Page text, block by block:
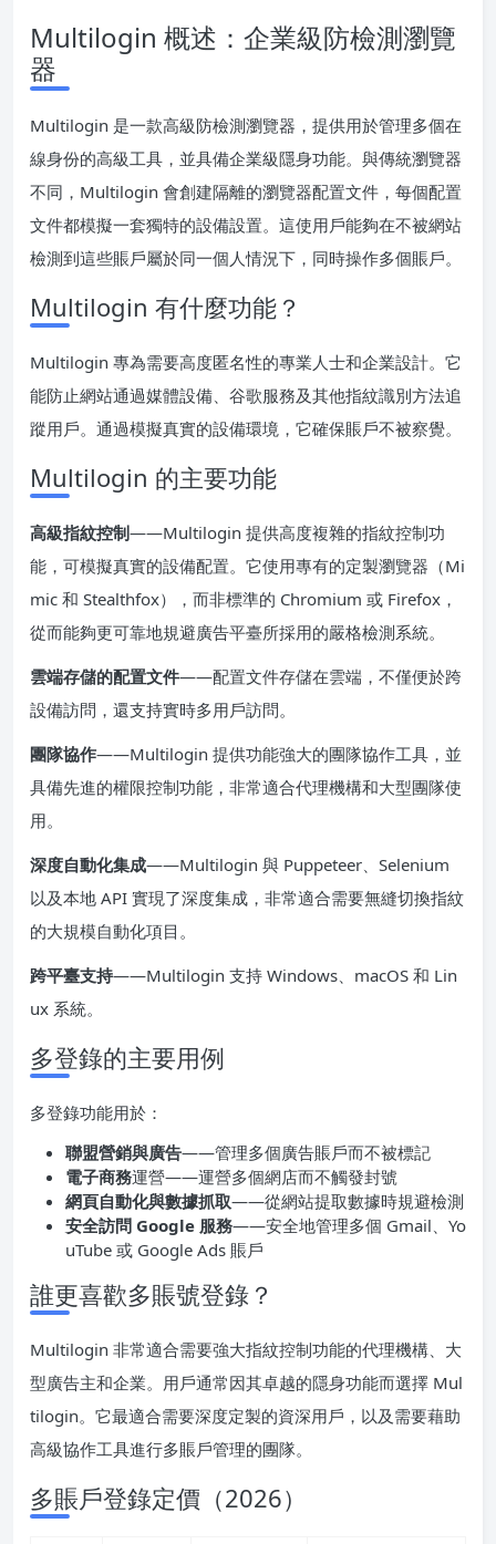
Multilogin 概述：企業級防檢測瀏覽
器
Multilogin 是一款高級防檢測瀏覽器，提供用於管理多個在
線身份的高級工具，並具備企業級隱身功能。與傳統瀏覽器
不同，Multilogin 會創建隔離的瀏覽器配置文件，每個配置
文件都模擬一套獨特的設備設置。這使用戶能夠在不被網站
檢測到這些賬戶屬於同一個人情況下，同時操作多個賬戶。
Multilogin 有什麼功能？
Multilogin 專為需要高度匿名性的專業人士和企業設計。它
能防止網站通過媒體設備、谷歌服務及其他指紋識別方法追
蹤用戶。通過模擬真實的設備環境，它確保賬戶不被察覺。
Multilogin 的主要功能
高級指紋控制——Multilogin 提供高度複雜的指紋控制功
能，可模擬真實的設備配置。它使用專有的定製瀏覽器（Mi
mic 和 Stealthfox），而非標準的 Chromium 或 Firefox，
從而能夠更可靠地規避廣告平臺所採用的嚴格檢測系統。
雲端存儲的配置文件——配置文件存儲在雲端，不僅便於跨
設備訪問，還支持實時多用戶訪問。
團隊協作——Multilogin 提供功能強大的團隊協作工具，並
具備先進的權限控制功能，非常適合代理機構和大型團隊使
用。
深度自動化集成——Multilogin 與 Puppeteer、Selenium
以及本地 API 實現了深度集成，非常適合需要無縫切換指紋
的大規模自動化項目。
跨平臺支持——Multilogin 支持 Windows、macOS 和 Lin
ux 系統。
多登錄的主要用例
多登錄功能用於：
聯盟營銷與廣告——管理多個廣告賬戶而不被標記
電子商務運營——運營多個網店而不觸發封號
網頁自動化與數據抓取——從網站提取數據時規避檢測
安全訪問 Google 服務——安全地管理多個 Gmail、Yo
uTube 或 Google Ads 賬戶
誰更喜歡多賬號登錄？
Multilogin 非常適合需要強大指紋控制功能的代理機構、大
型廣告主和企業。用戶通常因其卓越的隱身功能而選擇 Mul
tilogin。它最適合需要深度定製的資深用戶，以及需要藉助
高級協作工具進行多賬戶管理的團隊。
多賬戶登錄定價（2026）